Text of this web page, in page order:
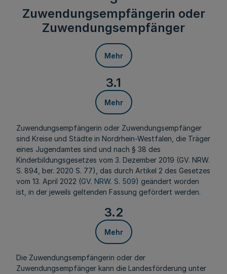
Zuwendungsempfängerin oder
Zuwendungsempfänger
Mehr
3.1
Mehr
Zuwendungsempfängerin oder Zuwendungsempfänger
sind Kreise und Städte in Nordrhein-Westfalen, die Träger
eines Jugendamtes sind und nach § 38 des
Kinderbildungsgesetzes vom 3. Dezember 2019 (GV. NRW.
S. 894, ber. 2020 S. 77), das durch Artikel 2 des Gesetzes
vom 13. April 2022 (GV. NRW. S. 509) geändert worden
ist, in der jeweils geltenden Fassung gefördert werden.
3.2
Mehr
Die Zuwendungsempfängerin oder der
Zuwendungsempfänger kann die Landesförderung unter